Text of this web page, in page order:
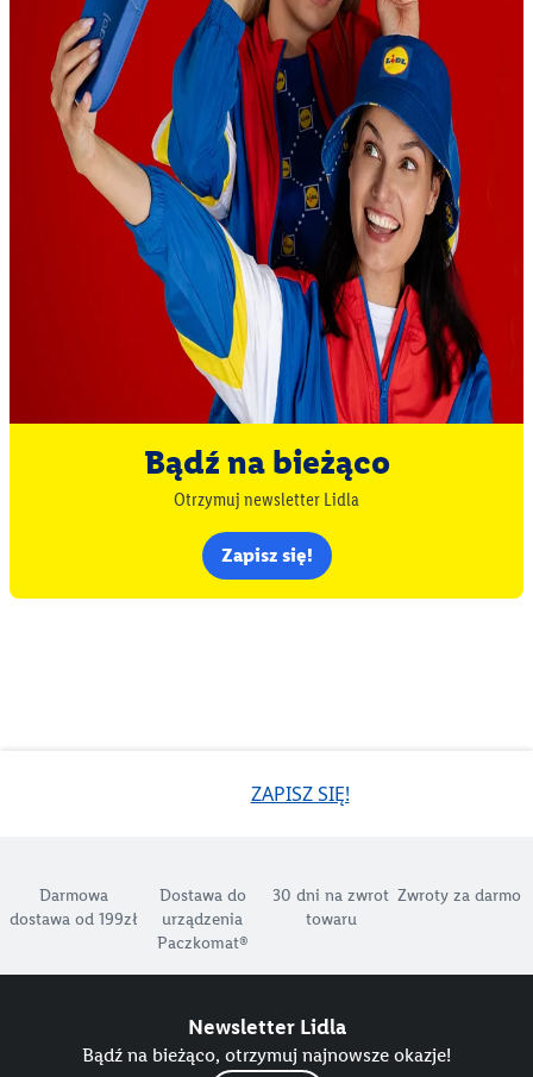
Bądź na bieżąco
Otrzymuj newsletter Lidla
Zapisz się!
ZAPISZ SIĘ!
Darmowa
dostawa od 199zł
Dostawa do
urządzenia
Paczkomat®
30 dni na zwrot
towaru
Zwroty za darmo
Newsletter Lidla
Bądź na bieżąco, otrzymuj najnowsze okazje!